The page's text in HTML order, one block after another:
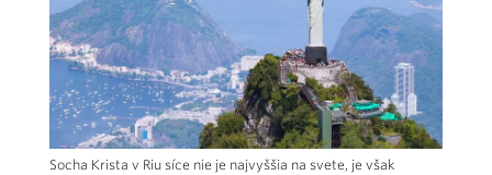
Socha Krista v Riu síce nie je najvyššia na svete, je však